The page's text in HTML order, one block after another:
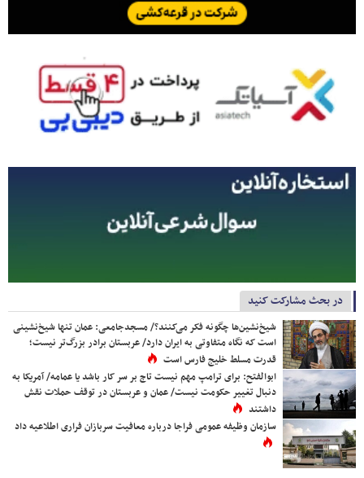
در بحث مشارکت کنید
شیخ‌نشین‌ها چگونه فکر می‌کنند؟/ مسجدجامعی: عمان تنها شیخ‌نشینی
است که نگاه متفاوتی به ایران دارد/ عربستان برادر بزرگ‌تر نیست؛
قدرت مسلط خلیج فارس است
ابوالفتح: برای ترامپ مهم نیست تاج بر سر کار باشد یا عمامه/ آمریکا به
دنبال تغییر حکومت نیست/ عمان و عربستان در توقف حملات نقش
داشتند
سازمان وظیفه عمومی فراجا درباره معافیت سربازان فراری اطلاعیه داد